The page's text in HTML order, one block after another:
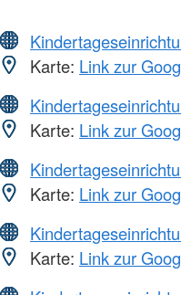
Karte: Link zur
Karte: Link zur
Karte: Link zur
Karte: Link zur